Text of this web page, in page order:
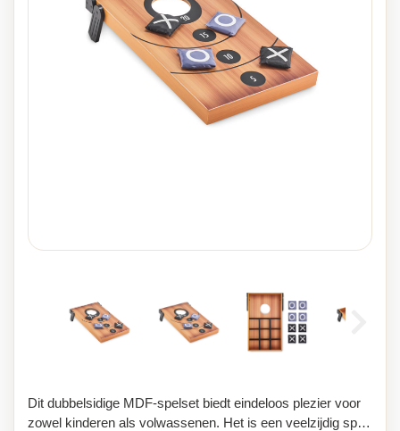
Dit dubbelsidige MDF-spelset biedt eindeloos plezier voor
zowel kinderen als volwassenen. Het is een veelzijdig spel